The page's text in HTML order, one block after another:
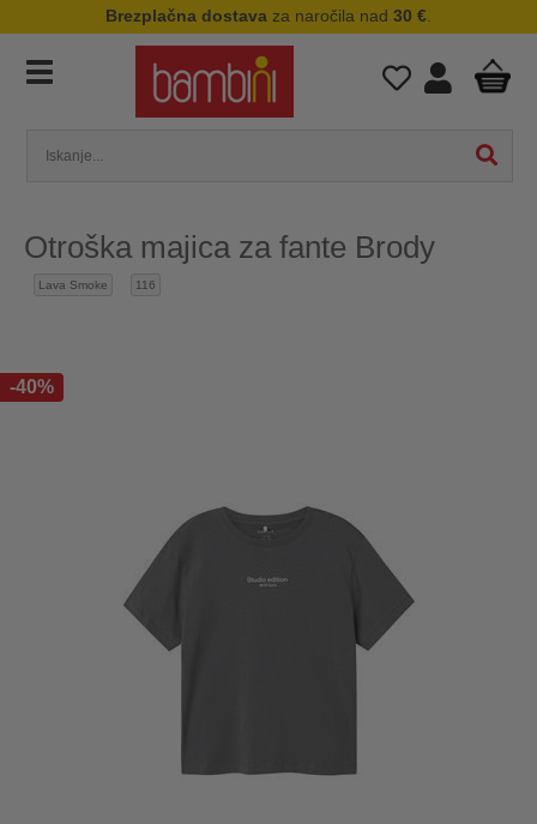
Brezplačna dostava za naročila nad 30 €
Otroška majica za fante Brody
Lava Smoke 116
-40%